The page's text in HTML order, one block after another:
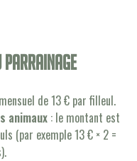
parrainage
de 13 € par filleul.
animaux : le montant est
(par exemple 13 € × 2 =